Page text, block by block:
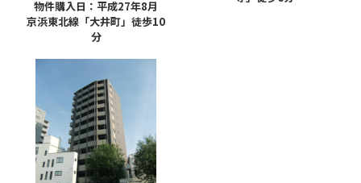
物件購入日：平成27年8月
京浜東北線「大井町」徒歩10
分